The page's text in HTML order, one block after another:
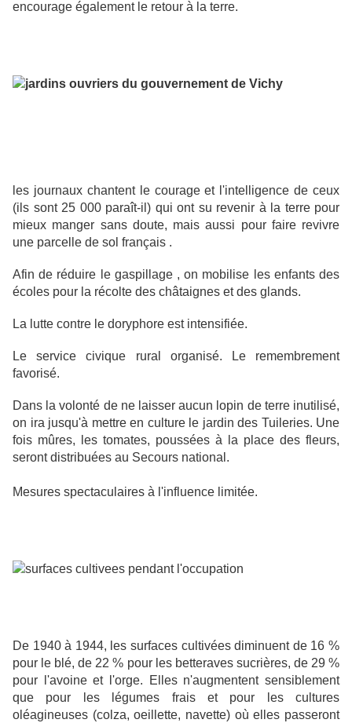
encourage également le retour à la terre.
les journaux chantent le courage et l'intelligence de ceux
(ils sont 25 000 paraît-il) qui ont su revenir à la terre pour
mieux manger sans doute, mais aussi pour faire revivre
une parcelle de sol français .
Afin de réduire le gaspillage , on mobilise les enfants des
écoles pour la récolte des châtaignes et des glands.
La lutte contre le doryphore est intensifiée.
Le service civique rural organisé. Le remembrement
favorisé.
Dans la volonté de ne laisser aucun lopin de terre inutilisé,
on ira jusqu'à mettre en culture le jardin des Tuileries. Une
fois mûres, les tomates, poussées à la place des fleurs,
seront distribuées au Secours national.
Mesures spectaculaires à l'influence limitée.
De 1940 à 1944, les surfaces cultivées diminuent de 16 %
pour le blé, de 22 % pour les betteraves sucrières, de 29 %
pour l'avoine et l'orge. Elles n'augmentent sensiblement
que pour les légumes frais et pour les cultures
oléagineuses (colza, oeillette, navette) où elles passeront